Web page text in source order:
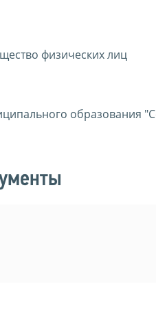
физических лиц
образования